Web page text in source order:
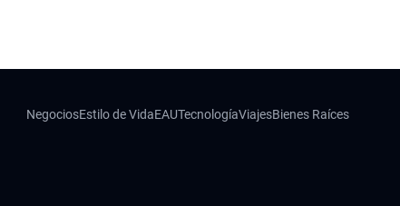
NegociosEstilo de VidaEAUTecnologíaViajesBienes Raíces